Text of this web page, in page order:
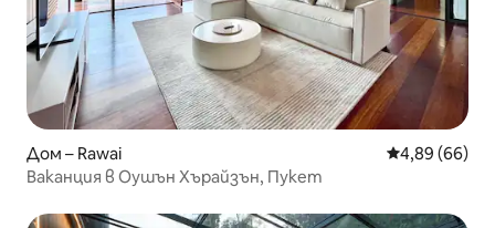
Дом – Rawai Средна
4,89 (66)
Ваканция в Оушън Хърайзън, Пукет